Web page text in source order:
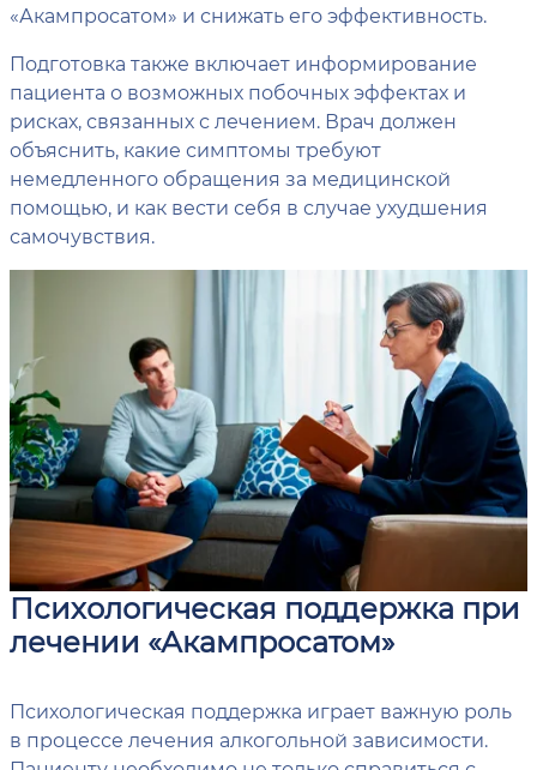
«Акампросатом» и снижать его эффективность.
Подготовка также включает информирование
пациента о возможных побочных эффектах и
рисках, связанных с лечением. Врач должен
объяснить, какие симптомы требуют
немедленного обращения за медицинской
помощью, и как вести себя в случае ухудшения
самочувствия.
Психологическая поддержка при
лечении «Акампросатом»
Психологическая поддержка играет важную роль
в процессе лечения алкогольной зависимости.